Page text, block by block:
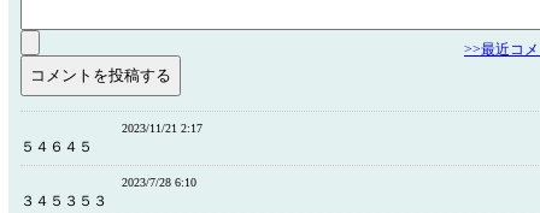
>>最近コ
2023/11/21 2:17
５４６４５
2023/7/28 6:10
３４５３５３